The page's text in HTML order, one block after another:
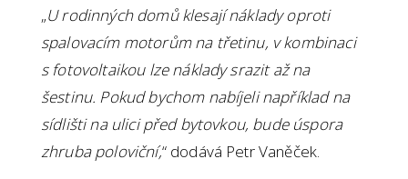
„U rodinných domů klesají náklady oproti
spalovacím motorům na třetinu, v kombinaci
s fotovoltaikou lze náklady srazit až na
šestinu. Pokud bychom nabíjeli například na
sídlišti na ulici před bytovkou, bude úspora
zhruba poloviční,“ dodává Petr Vaněček.